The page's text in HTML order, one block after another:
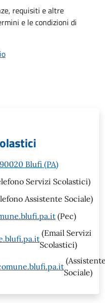
requisiti e altre
e le condizioni di
Blufi (PA)
Servizi Scolastici)
Assistente Sociale)
(Pec)
(Email Servizi
Scolastici)
Sociale)